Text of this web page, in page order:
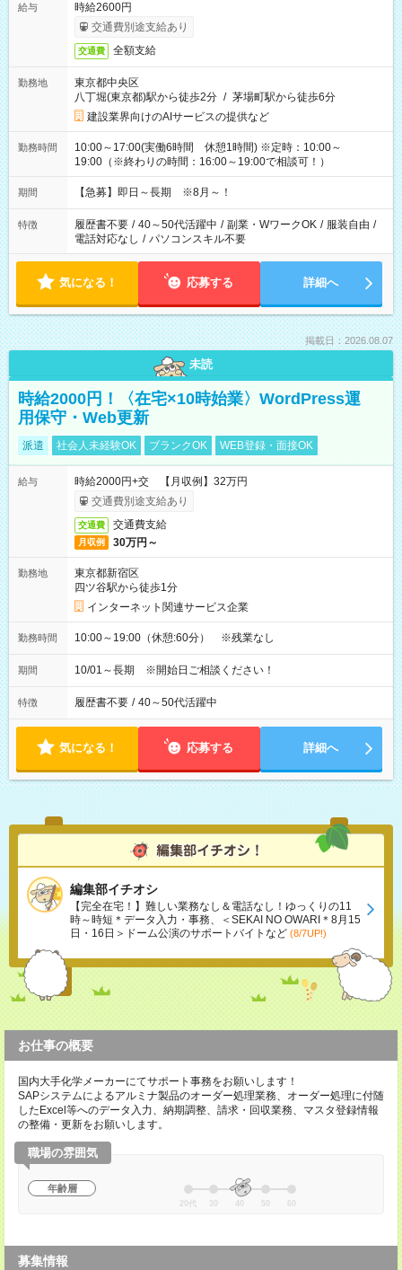
給与
時給2600円
交通費別途支給あり
交通費 全額支給
勤務地
東京都中央区
八丁堀(東京都)駅から徒歩2分 / 茅場町駅から徒歩6分
建設業界向けのAIサービスの提供など
勤務時間
10:00～17:00(実働6時間 休憩1時間) ※定時：10:00～
19:00（※終わりの時間：16:00～19:00で相談可！）
期間 【急募】即日～長期 ※8月～！
特徴 履歴書不要 / 40～50代活躍中 / 副業・WワークOK / 服装自由 /
電話対応なし / パソコンスキル不要
気になる！ 応募する 詳細へ
掲載日：2026.08.07
未読
時給2000円！〈在宅×10時始業〉WordPress運
用保守・Web更新
派遣 社会人未経験OK ブランクOK WEB登録・面接OK
給与
時給2000円+交 【月収例】32万円
交通費別途支給あり
交通費 交通費支給
月収例 30万円～
勤務地
東京都新宿区
四ツ谷駅から徒歩1分
インターネット関連サービス企業
勤務時間 10:00～19:00（休憩:60分） ※残業なし
期間 10/01～長期 ※開始日ご相談ください！
特徴 履歴書不要 / 40～50代活躍中
気になる！ 応募する 詳細へ
編集部イチオシ
【完全在宅！】難しい業務なし＆電話なし！ゆっくりの11
時～時短＊データ入力・事務、＜SEKAI NO OWARI＊8月15
日・16日＞ドーム公演のサポートバイトなど (8/7UP!)
お仕事の概要
国内大手化学メーカーにてサポート事務をお願いします！
SAPシステムによるアルミナ製品のオーダー処理業務、オーダー処理に付随
したExcel等へのデータ入力、納期調整、請求・回収業務、マスタ登録情報
の整備・更新をお願いします。
職場の雰囲気
年齢層
20代 30 40 50 60
募集情報